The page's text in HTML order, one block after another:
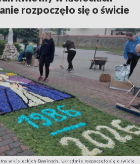
rozpoczęło się o świcie
w kieleckich Dyminach. Układanie rozpoczęło się o świcie